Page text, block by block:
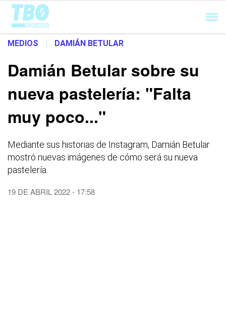
Cargando...
MEDIOS | DAMIÁN BETULAR
Damián Betular sobre su
nueva pastelería: "Falta
muy poco..."
Mediante sus historias de Instagram, Damián Betular
mostró nuevas imágenes de cómo será su nueva
pastelería.
19 DE ABRIL 2022 - 17:58